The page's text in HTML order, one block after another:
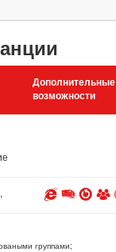
Дополнительные
возможности
группами;